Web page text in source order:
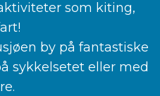
som kiting,
by på fantastiske
sykkelsetet eller med